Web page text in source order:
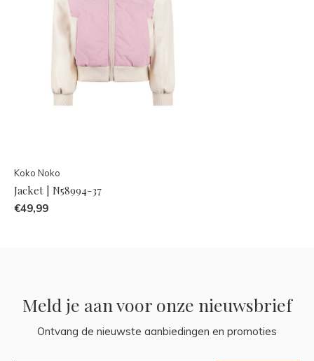
Koko Noko
Jacket | N58994-37
€49,99
Meld je aan voor onze nieuwsbrief
Ontvang de nieuwste aanbiedingen en promoties